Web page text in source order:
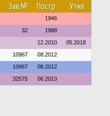
Зав.№ Постр. Утил.
1946
32 1988
12.2010 05.2018
10967 08.2012
10967 08.2012
32575 06.2013